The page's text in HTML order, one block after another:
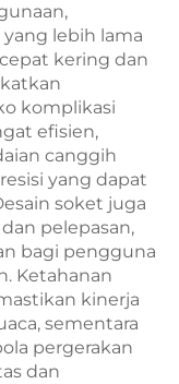
lebih lama
kering dan
komplikasi
efisien,
canggih
yang dapat
soket juga
pelepasan,
bagi pengguna
Ketahanan
kinerja
sementara
pergerakan
dan